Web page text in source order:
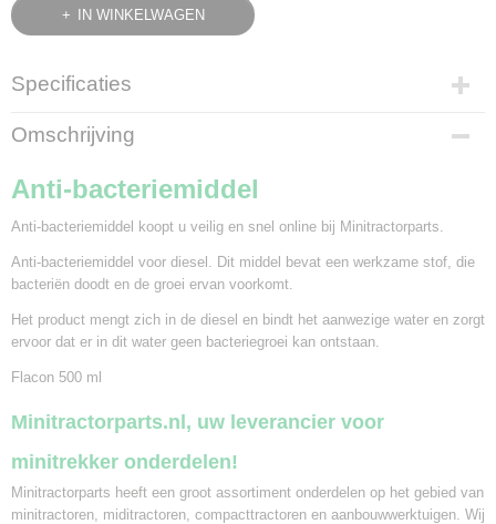
IN WINKELWAGEN
Specificaties
Bruto gewicht
0,80 Kg
Omschrijving
Anti-bacteriemiddel
Anti-bacteriemiddel koopt u veilig en snel online bij Minitractorparts.
Anti-bacteriemiddel voor diesel. Dit middel bevat een werkzame stof, die
bacteriën doodt en de groei ervan voorkomt.
Het product mengt zich in de diesel en bindt het aanwezige water en zorgt
ervoor dat er in dit water geen bacteriegroei kan ontstaan.
Flacon 500 ml
Minitractorparts.nl, uw leverancier voor
minitrekker onderdelen!
Minitractorparts heeft een groot assortiment onderdelen op het gebied van
minitractoren, miditractoren, compacttractoren en aanbouwwerktuigen. Wij